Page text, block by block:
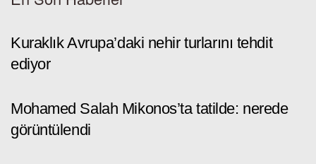
Kuraklık Avrupa’daki nehir turlarını tehdit
ediyor
Mohamed Salah Mikonos’ta tatilde: nerede
görüntülendi